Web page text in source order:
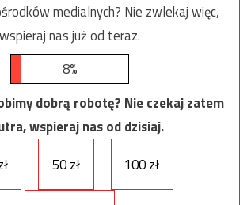
medialnych? Nie zwlekaj więc,
wspieraj nas już od teraz.
8%
dobrą robotę? Nie czekaj zatem
wspieraj nas od dzisiaj.
50 zł 100 zł